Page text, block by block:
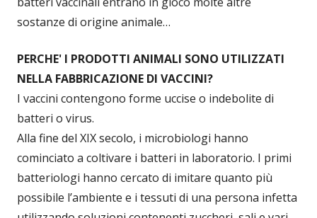
sostanze di origine animale…
PERCHE' I PRODOTTI ANIMALI SONO UTILIZZATI
NELLA FABBRICAZIONE DI VACCINI?
I vaccini contengono forme uccise o indebolite di
batteri o virus.
Alla fine del XIX secolo, i microbiologi hanno
cominciato a coltivare i batteri in laboratorio. I primi
batteriologi hanno cercato di imitare quanto più
possibile l’ambiente e i tessuti di una persona infetta